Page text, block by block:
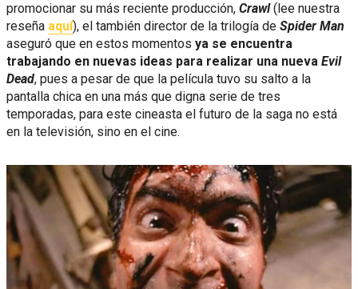
promocionar su más reciente producción, Crawl(lee nuestra
reseña aquí), el también director de la trilogía de Spider Man
aseguró que en estos momentos ya se encuentra
trabajando en nuevas ideas para realizar una nueva Evil
Dead, pues a pesar de que la película tuvo su salto a la
pantalla chica en una más que digna serie de tres
temporadas, para este cineasta el futuro de la saga no está
en la televisión, sino en el cine.